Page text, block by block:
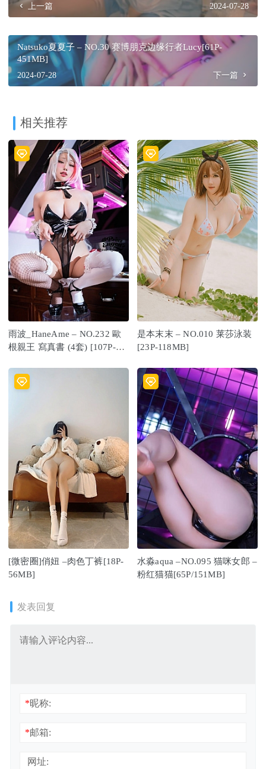
上一篇 2024-07-28
Natsuko夏夏子 – NO.30 赛博朋克边缘行者Lucy[61P-
451MB]
2024-07-28 下一篇
相关推荐
雨波_HaneAme – NO.232 歐
根親王 寫真書 (4套) [107P-
是本末末 – NO.010 莱莎泳装
[23P-118MB]
[微密圈]俏妞 –肉色丁裤[18P-
56MB]
水淼aqua –NO.095 猫咪女郎 –
粉红猫猫[65P/151MB]
发表回复
*昵称:
*邮箱:
网址: